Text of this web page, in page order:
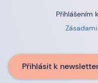
Přihlášením
Přihlásit k